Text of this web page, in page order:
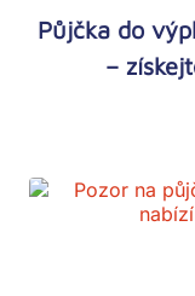
Půjčka do
–